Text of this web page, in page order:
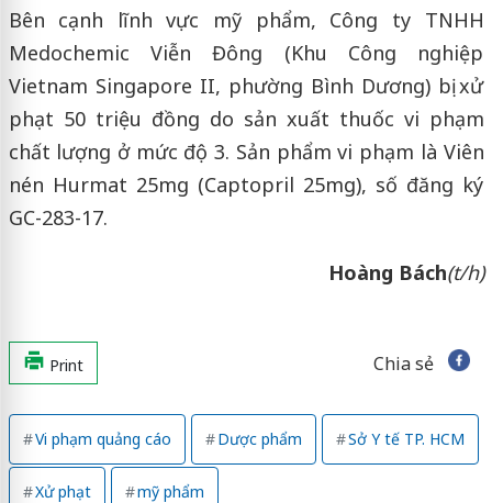
Bên cạnh lĩnh vực mỹ phẩm, Công ty TNHH
Medochemic Viễn Đông (Khu Công nghiệp
Vietnam Singapore II, phường Bình Dương) bị xử
phạt 50 triệu đồng do sản xuất thuốc vi phạm
chất lượng ở mức độ 3. Sản phẩm vi phạm là Viên
nén Hurmat 25mg (Captopril 25mg), số đăng ký
GC-283-17.
Hoàng Bách(t/h)
Print Chia sẻ
Vi phạm quảng cáo Dược phẩm Sở Y tế TP. HCM
Xử phạt mỹ phẩm